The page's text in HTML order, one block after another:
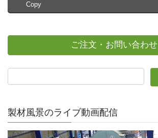
Copy
ご注文・お問い合わせ
製材風景のライブ動画配信